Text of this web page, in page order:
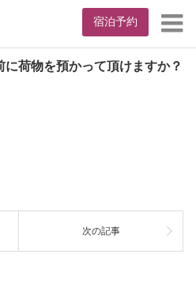
宿泊予約
を預かって頂けますか？
に荷物を預かって頂けますか？
次の記事